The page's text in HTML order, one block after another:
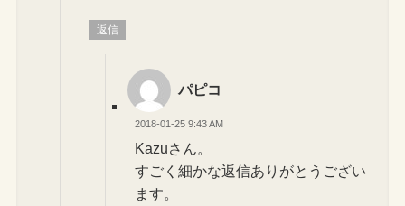
返信
パピコ
2018-01-25 9:43 AM
Kazuさん。
すごく細かな返信ありがとうござい
ます。